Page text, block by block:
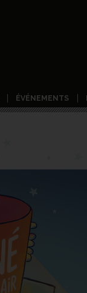
ÉVÉNEMENTS